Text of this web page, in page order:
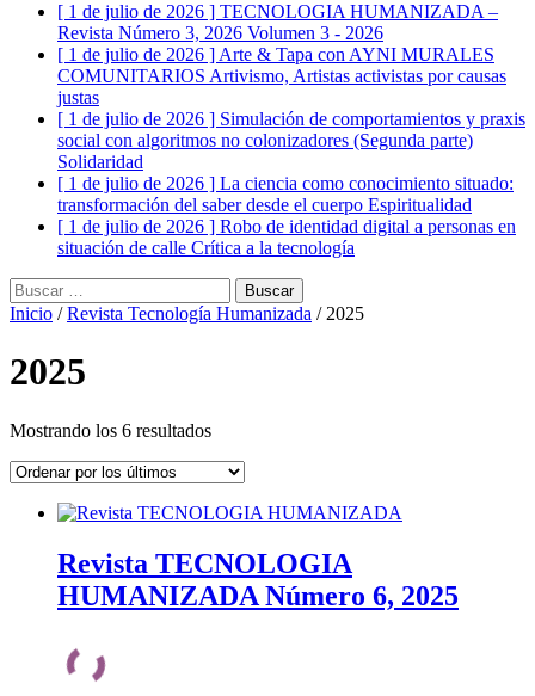
[ 1 de julio de 2026 ] TECNOLOGIA HUMANIZADA –
Revista Número 3, 2026 Volumen 3 - 2026
[ 1 de julio de 2026 ] Arte & Tapa con AYNI MURALES
COMUNITARIOS Artivismo, Artistas activistas por causas
justas
[ 1 de julio de 2026 ] Simulación de comportamientos y praxis
social con algoritmos no colonizadores (Segunda parte)
Solidaridad
[ 1 de julio de 2026 ] La ciencia como conocimiento situado:
transformación del saber desde el cuerpo Espiritualidad
[ 1 de julio de 2026 ] Robo de identidad digital a personas en
situación de calle Crítica a la tecnología
Buscar:
Inicio /Revista Tecnología Humanizada / 2025
2025
Mostrando los 6 resultadosOrdenado
los
Revista TECNOLOGIA
HUMANIZADA Número 6, 2025